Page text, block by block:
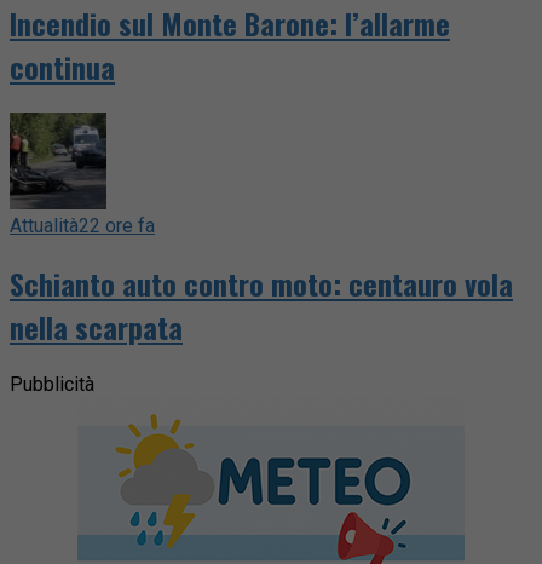
Incendio sul Monte Barone: l’allarme
continua
Attualità22 ore fa
Schianto auto contro moto: centauro vola
nella scarpata
Pubblicità